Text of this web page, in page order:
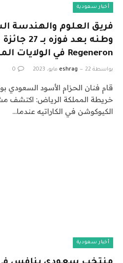
أخبار سعودية
فريق العلوم والهندسة
وطنه بعد
Regeneron في الولايات المتحدة
بواسطة eshrag 22 مايو، 2023 0
قام فنان الحزام الأسود السعودي
خريطة المملكة الرياض: اكتشف
الكيوكوشن في الكاراتيه عندما…
أخبار سعودية